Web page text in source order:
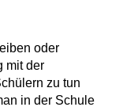
oder
mit der
zu tun
in der Schule